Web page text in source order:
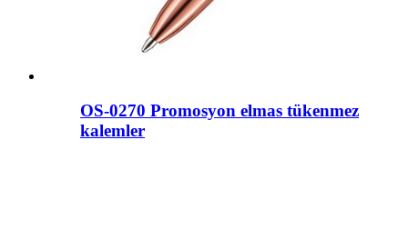
OS-0270 Promosyon elmas tükenmez
kalemler